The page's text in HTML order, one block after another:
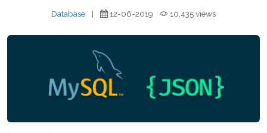
Database | 12-06-2019 10,435 views